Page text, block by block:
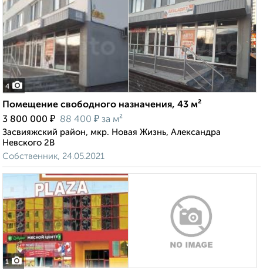
4
Помещение свободного назначения, 43 м²
3 800 000 ₽ 88 400 ₽ за м²
Засвияжский район, мкр. Новая Жизнь, Александра
Невского 2В
Собственник, 24.05.2021
1